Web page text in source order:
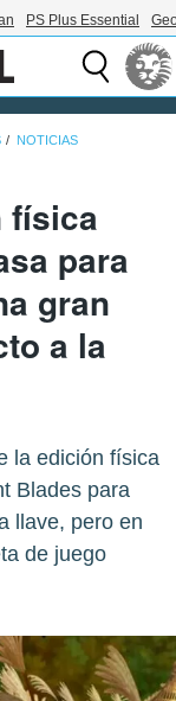
PS Plus Essential
NOTICIAS
física
para
gran
a la
la edición física
Blades para
llave, pero en
de juego